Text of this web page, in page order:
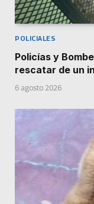
POLICIALES
Policías y
rescatar de un
6 agosto 2026